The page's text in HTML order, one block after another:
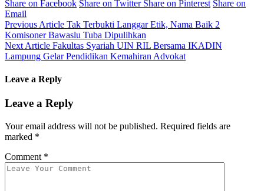
Share on Facebook Share on Twitter Share on Pinterest Share on
Email
Previous Article Tak Terbukti Langgar Etik, Nama Baik 2
Komisoner Bawaslu Tuba Dipulihkan
Next Article Fakultas Syariah UIN RIL Bersama IKADIN
Lampung Gelar Pendidikan Kemahiran Advokat
Leave a Reply
Leave a Reply
Your email address will not be published. Required fields are
marked *
Comment *